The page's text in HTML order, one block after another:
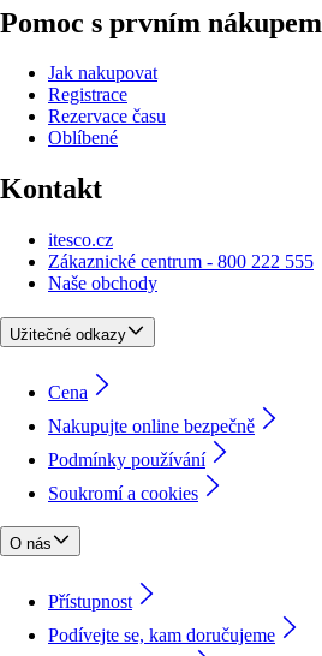
Pomoc s prvním nákupem
Jak nakupovat
Registrace
Rezervace času
Oblíbené
Kontakt
itesco.cz
Zákaznické centrum - 800 222 555
Naše obchody
Užitečné odkazy
Cena
Nakupujte online bezpečně
Podmínky používání
Soukromí a cookies
O nás
Přístupnost
Podívejte se, kam doručujeme